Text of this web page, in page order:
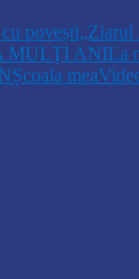
povești„Ziarul
MULŢI ANILa
Școala mea